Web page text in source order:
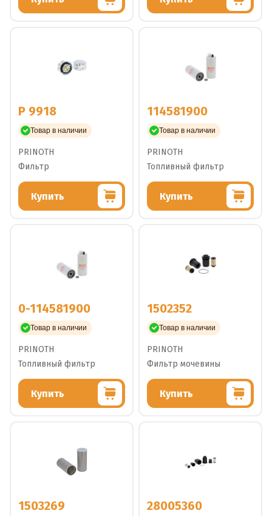
P 9918
Товар в наличии
PRINOTH
Фильтр
Купить
114581900
Товар в наличии
PRINOTH
Топливный фильтр
Купить
0-114581900
Товар в наличии
PRINOTH
Топливный фильтр
Купить
1502352
Товар в наличии
PRINOTH
Фильтр мочевины
Купить
1503269 28005360